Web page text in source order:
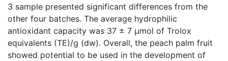
3 sample presented significant differences from the
other four batches. The average hydrophilic
antioxidant capacity was 37 ± 7 µmol of Trolox
equivalents (TE)/g (dw). Overall, the peach palm fruit
showed potential to be used in the development of